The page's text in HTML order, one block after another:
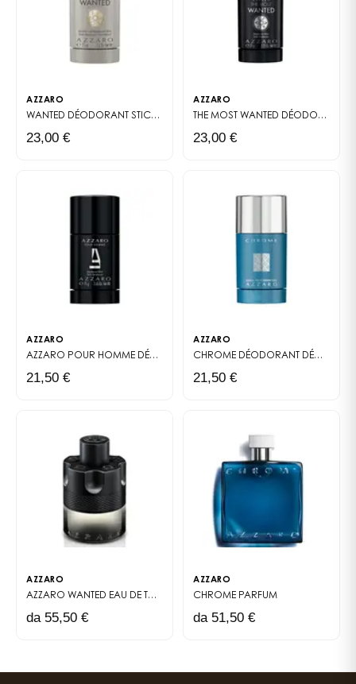
AZZARO
WANTED DÉODORANT STICK DÉODORANT STICK
23,00 €
AZZARO
THE MOST WANTED DÉODORANT STICK
23,00 €
AZZARO
AZZARO POUR HOMME DÉODORANT STICK DÉODORANT STICK
21,50 €
AZZARO
CHROME DÉODORANT DÉODORANT STICK
21,50 €
AZZARO
AZZARO WANTED EAU DE TOILETTE INTENSE
da 55,50 €
AZZARO
CHROME PARFUM
da 51,50 €